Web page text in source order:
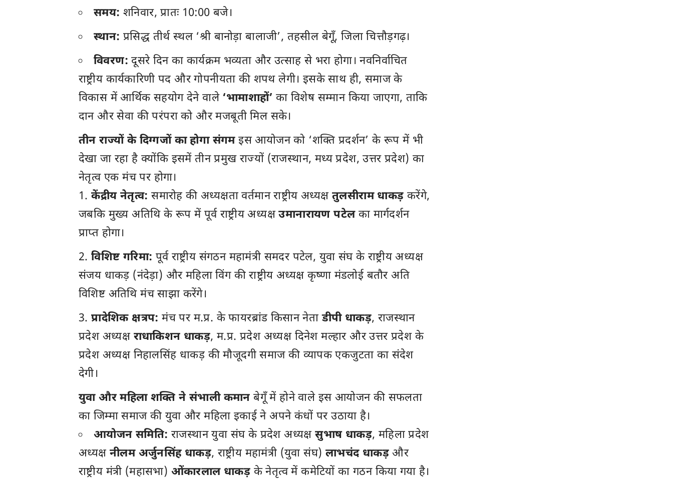
समय: शनिवार, प्रातः 10:00 बजे।
स्थान: प्रसिद्ध तीर्थ स्थल ‘श्री बानोड़ा बालाजी’, तहसील बेगूँ, जिला चित्तौड़गढ़।
विवरण: दूसरे दिन का कार्यक्रम भव्यता और उत्साह से भरा होगा। नवनिर्वाचित
राष्ट्रीय कार्यकारिणी पद और गोपनीयता की शपथ लेगी। इसके साथ ही, समाज के
विकास में आर्थिक सहयोग देने वाले ‘भामाशाहों’ का विशेष सम्मान किया जाएगा, ताकि
दान और सेवा की परंपरा को और मजबूती मिल सके।
तीन राज्यों के दिग्गजों का होगा संगमइस आयोजन को ‘शक्ति प्रदर्शन’ के रूप में भी
देखा जा रहा है क्योंकि इसमें तीन प्रमुख राज्यों (राजस्थान, मध्य प्रदेश, उत्तर प्रदेश) का
नेतृत्व एक मंच पर होगा।
केंद्रीय नेतृत्व: समारोह की अध्यक्षता वर्तमान राष्ट्रीय अध्यक्ष तुलसीराम धाकड़ करेंगे,
जबकि मुख्य अतिथि के रूप में पूर्व राष्ट्रीय अध्यक्ष उमानारायण पटेलका मार्गदर्शन
प्राप्त होगा।
विशिष्ट गरिमा: पूर्व राष्ट्रीय संगठन महामंत्री समदर पटेल, युवा संघ के राष्ट्रीय अध्यक्ष
संजय धाकड़ (नंदेड़ा) और महिला विंग की राष्ट्रीय अध्यक्ष कृष्णा मंडलोई बतौर अति
विशिष्ट अतिथि मंच साझा करेंगे।
प्रादेशिक क्षत्रप: मंच पर म.प्र. के फायरब्रांड किसान नेता डीपी धाकड़, राजस्थान
प्रदेश अध्यक्ष राधाकिशन धाकड़, म.प्र. प्रदेश अध्यक्ष दिनेश मल्हार और उत्तर प्रदेश के
प्रदेश अध्यक्ष निहालसिंह धाकड़ की मौजूदगी समाज की व्यापक एकजुटता का संदेश
देगी।
युवा और महिला शक्ति ने संभाली कमान बेगूँ में होने वाले इस आयोजन की सफलता
का जिम्मा समाज की युवा और महिला इकाई ने अपने कंधों पर उठाया है।
आयोजन समिति: राजस्थान युवा संघ के प्रदेश अध्यक्षसुभाष धाकड़, महिला प्रदेश
अध्यक्ष नीलम अर्जुनसिंह धाकड़, राष्ट्रीय महामंत्री (युवा संघ) लाभचंद धाकड़ और
राष्ट्रीय मंत्री (महासभा) ओंकारलाल धाकड़ के नेतृत्व में कमेटियों का गठन किया गया है।